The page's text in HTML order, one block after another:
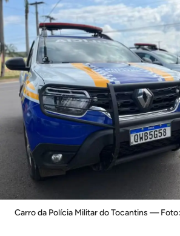
Carro da Polícia Militar do Tocantins —